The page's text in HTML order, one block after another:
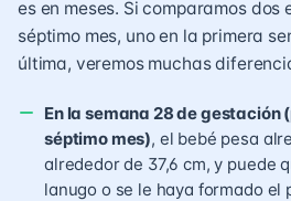
es en meses. Si comparamos dos
séptimo mes, uno en la primera
última, veremos muchas
En la semana 28 de gestación
séptimo mes), el bebé pesa
alrededor de 37,6 cm, y puede
lanugo o se le haya formado el